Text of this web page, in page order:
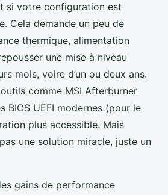
si votre configuration est
Cela demande un peu de
thermique, alimentation
une mise à niveau
mois, voire d’un ou deux ans.
comme MSI Afterburner
BIOS UEFI modernes (pour le
plus accessible. Mais
une solution miracle, juste un
gains de performance